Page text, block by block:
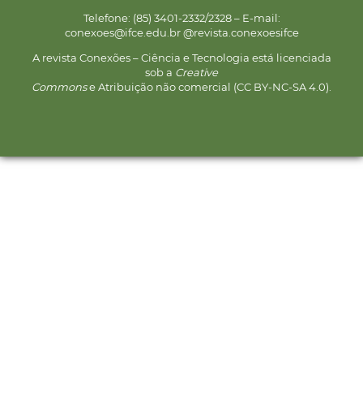
Telefone: (85) 3401-2332/2328 – E-mail:
conexoes@ifce.edu.br @revista.conexoesifce
A revista Conexões – Ciência e Tecnologia está licenciada
sob a Creative
Commonse Atribuição não comercial (CC BY-NC-SA 4.0).